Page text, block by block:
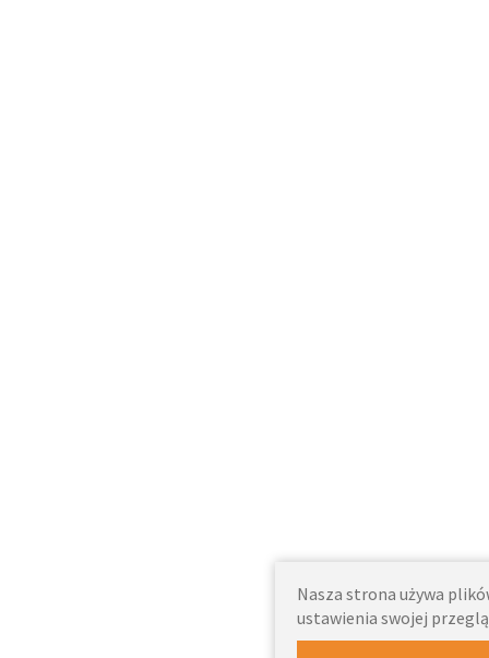
Nasza strona używa
ustawienia swojej